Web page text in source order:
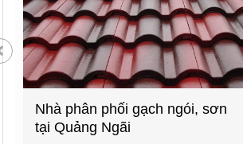
Nhà phân phối gạch ngói, sơn
tại Quảng Ngãi